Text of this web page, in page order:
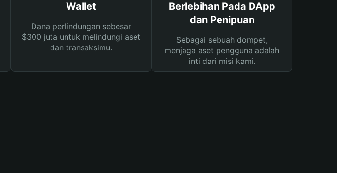
Wallet
Dana perlindungan sebesar
$300 juta untuk melindungi aset
dan transaksimu.
Berlebihan Pada DApp
dan Penipuan
Sebagai sebuah dompet,
menjaga aset pengguna adalah
inti dari misi kami.